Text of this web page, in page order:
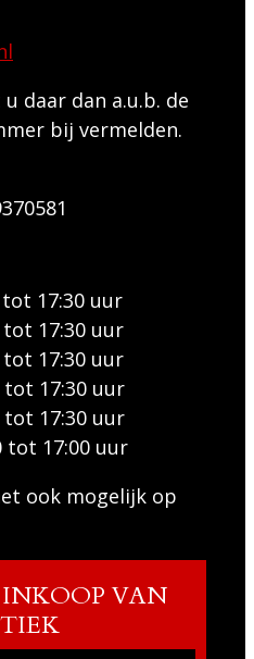
daar dan a.u.b. de
bij vermelden.
17:30 uur
17:30 uur
17:30 uur
17:30 uur
17:30 uur
17:00 uur
ook mogelijk op
VAN